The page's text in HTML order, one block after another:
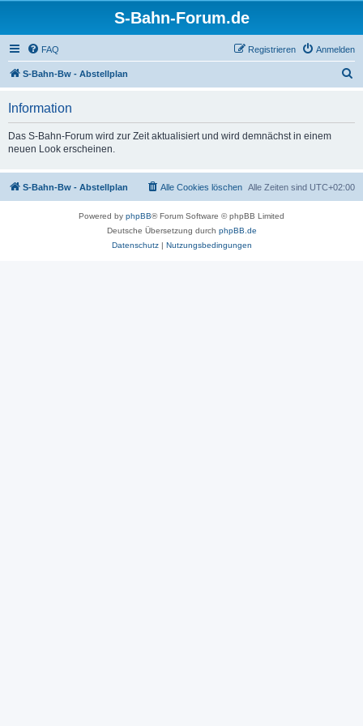
S-Bahn-Forum.de
FAQ Anmelden
Registrieren
S-Bahn-Bw - Abstellplan
Information
Das S-Bahn-Forum wird zur Zeit aktualisiert und wird demnächst in einem
neuen Look erscheinen.
S-Bahn-Bw - Abstellplan Alle Zeiten sind UTC+02:00
Alle Cookies löschen
Powered by phpBB® Forum Software © phpBB Limited
Deutsche Übersetzung durch phpBB.de
Datenschutz| Nutzungsbedingungen